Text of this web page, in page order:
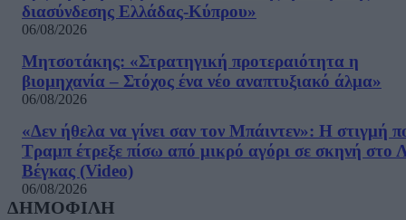
διασύνδεσης Ελλάδας-Κύπρου»
06/08/2026
Μητσοτάκης: «Στρατηγική προτεραιότητα η
βιομηχανία – Στόχος ένα νέο αναπτυξιακό άλμα»
06/08/2026
«Δεν ήθελα να γίνει σαν τον Μπάιντεν»: Η στιγμή
Τραμπ έτρεξε πίσω από μικρό αγόρι σε σκηνή στο
Βέγκας (Video)
06/08/2026
ΔΗΜΟΦΙΛΗ